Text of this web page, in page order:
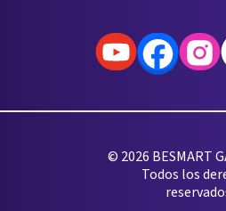
© 2026 BESMART
Todos los